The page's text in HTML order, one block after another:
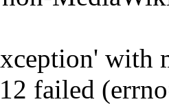
with
failed